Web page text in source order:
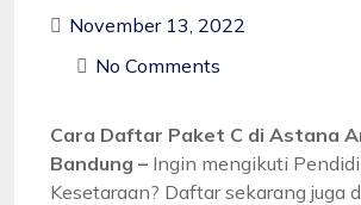
November 13, 2022
No Comments
Cara Daftar Paket C di Astana
Bandung – Ingin mengikuti
Kesetaraan? Daftar sekarang juga